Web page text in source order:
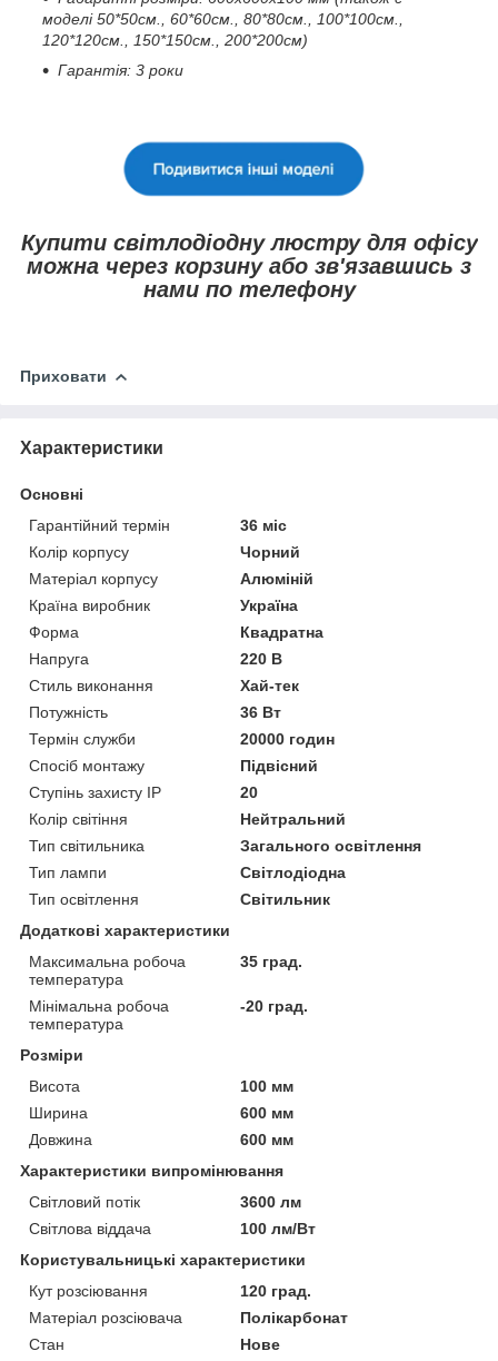
моделі 50*50см., 60*60см., 80*80см., 100*100см.,
120*120см., 150*150см., 200*200см)
Гарантія: 3 роки
Купити світлодіодну люстру для офісу
можна через корзину або зв'язавшись з
нами по телефону
Приховати
Характеристики
Основні
Гарантійний термін
36 міс
Колір корпусу
Чорний
Матеріал корпусу
Алюміній
Країна виробник
Україна
Форма
Квадратна
Напруга
220 В
Стиль виконання
Хай-тек
Потужність
36 Вт
Термін служби
20000 годин
Спосіб монтажу
Підвісний
Ступінь захисту IP
20
Колір світіння
Нейтральний
Тип світильника
Загального освітлення
Тип лампи
Світлодіодна
Тип освітлення
Світильник
Додаткові характеристики
Максимальна робоча
температура
35 град.
Мінімальна робоча
температура
-20 град.
Розміри
Висота
100 мм
Ширина
600 мм
Довжина
600 мм
Характеристики випромінювання
Світловий потік
3600 лм
Світлова віддача
100 лм/Вт
Користувальницькі характеристики
Кут розсіювання
120 град.
Матеріал розсіювача
Полікарбонат
Стан
Нове